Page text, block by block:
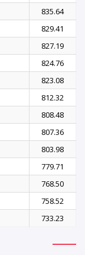
835.64
829.41
827.19
824.76
823.08
812.32
808.48
807.36
803.98
779.71
768.50
758.52
733.23